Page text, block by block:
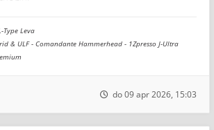
Type Leva
& ULF - Comandante Hammerhead - 1Zpresso J-Ultra
do 09 apr 2026, 15:03